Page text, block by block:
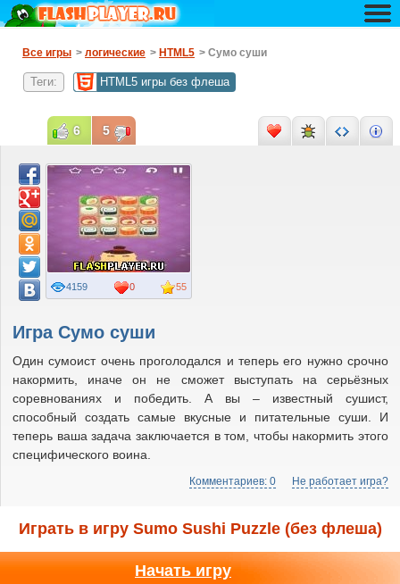
Все игры > логические > HTML5 > Сумо суши
Теги: HTML5 игры без флеша
Игра Сумо суши
Один сумоист очень проголодался и теперь его нужно срочно
накормить, иначе он не сможет выступать на серьёзных
соревнованиях и победить. А вы – известный сушист,
способный создать самые вкусные и питательные суши. И
теперь ваша задача заключается в том, чтобы накормить этого
специфического воина.
Комментариев: 0 Не работает игра?
55
4159 0
6 5
Играть в игру Sumo Sushi Puzzle (без флеша)
Начать игру